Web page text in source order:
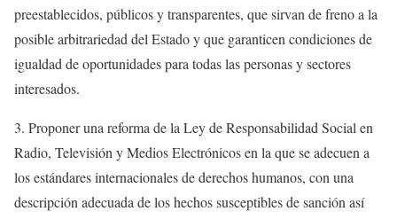
preestablecidos, públicos y transparentes, que sirvan de freno a la
posible arbitrariedad del Estado y que garanticen condiciones de
igualdad de oportunidades para todas las personas y sectores
interesados.
3. Proponer una reforma de la Ley de Responsabilidad Social en
Radio, Televisión y Medios Electrónicos en la que se adecuen a
los estándares internacionales de derechos humanos, con una
descripción adecuada de los hechos susceptibles de sanción así